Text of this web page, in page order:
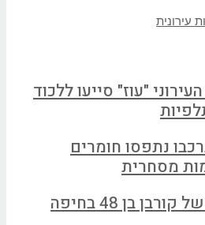
"עוז" סייעו ללכוד
נתפסו חומרים
מסחרית
בן 48 בחיפה